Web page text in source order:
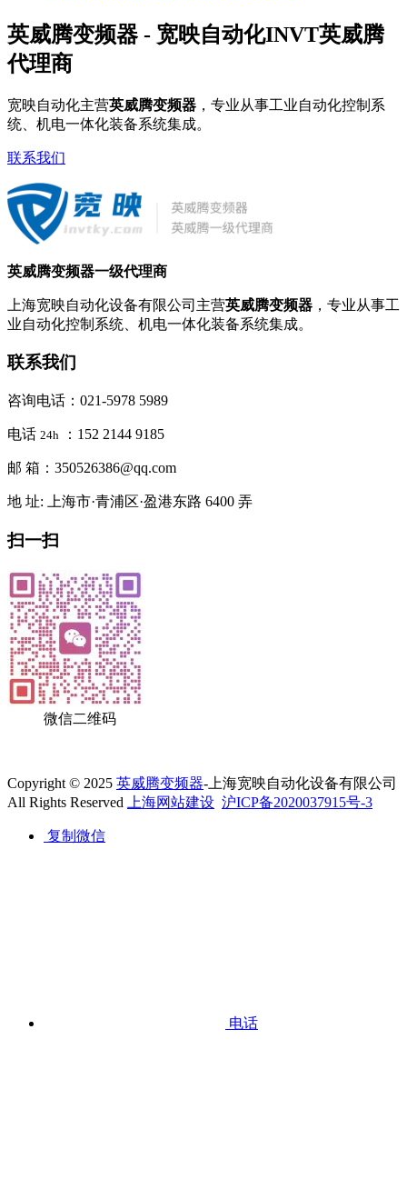
英威腾变频器 - 宽映自动化INVT英威腾
代理商
宽映自动化主营英威腾变频器 ，专业从事工业自动化控制系
统、机电一体化装备系统集成。
联系我们
英威腾变频器一级代理商
上海宽映自动化设备有限公司主营英威腾变频器 ，专业从事工
业自动化控制系统、机电一体化装备系统集成。
联系我们
咨询电话：021-5978 5989
电话 24h ：152 2144 9185
邮 箱：350526386@qq.com
地 址: 上海市·青浦区·盈港东路 6400 弄
扫一扫
微信二维码
Copyright © 2025 英威腾变频器-上海宽映自动化设备有限公司
All Rights Reserved
上海网站建设 沪ICP备2020037915号-3
复制微信
电话